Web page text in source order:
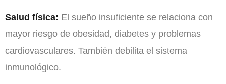
Salud física: El sueño insuficiente se relaciona con
mayor riesgo de obesidad, diabetes y problemas
cardiovasculares. También debilita el sistema
inmunológico.